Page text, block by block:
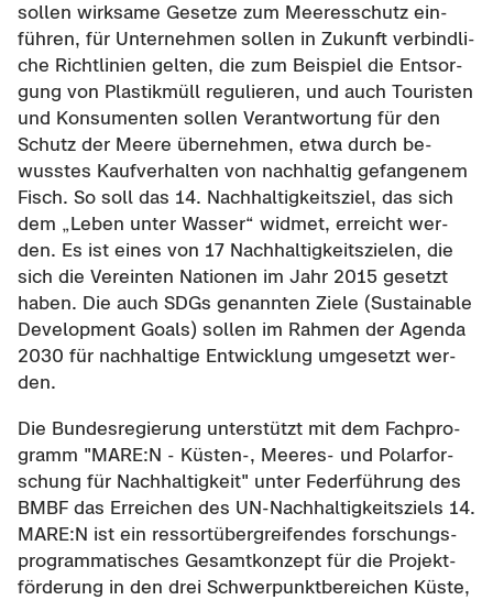
sol­len wirk­sa­me Ge­set­ze zum Mee­res­schutz ein­
füh­ren, für Un­ter­neh­men sol­len in Zu­kunft ver­bind­li­
che Richt­li­ni­en gel­ten, die zum Bei­spiel die Ent­sor­
gung von Plas­tik­müll re­gu­lie­ren, und auch Tou­ris­ten
und Kon­su­men­ten sol­len Ver­ant­wor­tung für den
Schutz der Meere über­neh­men, etwa durch be­
wuss­tes Kauf­ver­hal­ten von nach­hal­tig ge­fan­ge­nem
Fisch. So soll das 14. Nach­hal­tig­keits­ziel, das sich
dem „Leben unter Was­ser“ wid­met, er­reicht wer­
den. Es ist eines von 17 Nach­hal­tig­keits­zie­len, die
sich die Ver­ein­ten Na­tio­nen im Jahr 2015 ge­setzt
haben. Die auch SDGs ge­nann­ten Ziele (Sus­tain­able
De­ve­lo­p­ment Goals) sol­len im Rah­men der Agen­da
2030 für nach­hal­ti­ge Ent­wick­lung um­ge­setzt wer­
den.
Die Bun­des­re­gie­rung un­ter­stützt mit dem Fach­pro­
gramm "MARE:N - Küsten-​, Meeres-​ und Po­lar­for­
schung für Nach­hal­tig­keit" unter Fe­der­füh­rung des
BMBF das Er­rei­chen des UN-​Nachhaltigkeitsziels 14.
MARE:N ist ein res­sort­über­grei­fen­des for­schungs­
pro­gram­ma­ti­sches Ge­samt­kon­zept für die Pro­jekt­
för­de­rung in den drei Schwer­punkt­be­rei­chen Küste,